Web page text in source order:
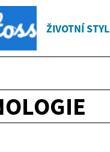
ŽIVOTNÍ STYL